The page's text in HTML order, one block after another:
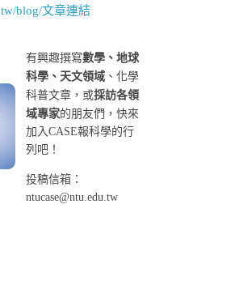
blog/文章連結
有興趣撰寫數學、地球
科學、天文領域 、化學
科普文章，或採訪各領
域專家的朋友們，快來
加入CASE報科學的行
列吧！
投稿信箱：
ntucase@ntu.edu.tw